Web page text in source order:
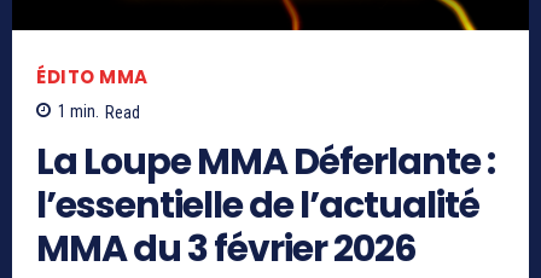
ÉDITO MMA
1 min. Read
La Loupe MMA Déferlante :
l’essentielle de l’actualité
MMA du 3 février 2026